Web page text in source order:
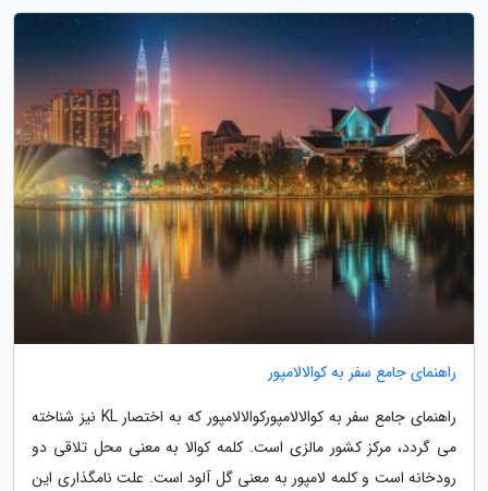
راهنمای جامع سفر به کوالالامپور
راهنمای جامع سفر به کوالالامپورکوالالامپور که به اختصار KL نیز شناخته
می گردد، مرکز کشور مالزی است. کلمه کوالا به معنی محل تلاقی دو
رودخانه است و کلمه لامپور به معنی گل آلود است. علت نامگذاری این